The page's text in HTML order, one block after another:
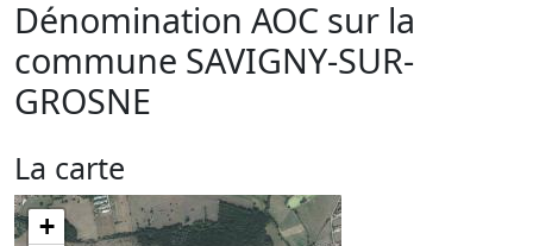
Dénomination AOC sur la
commune SAVIGNY-SUR-
GROSNE
La carte
+